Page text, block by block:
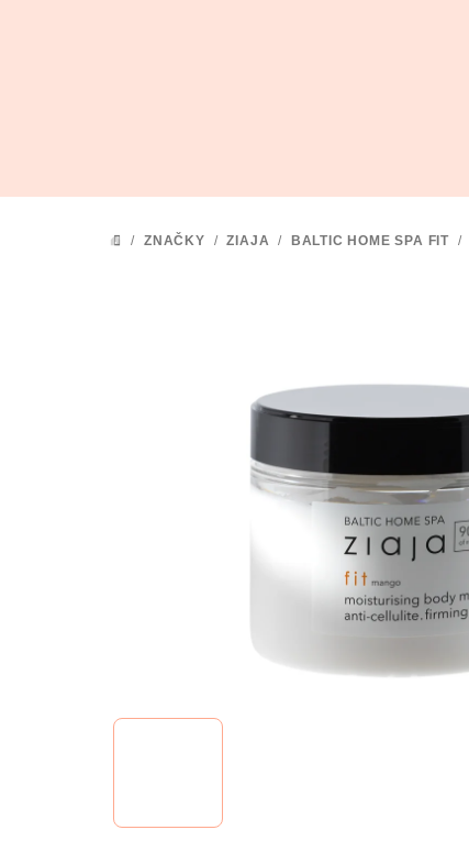
DOMŮ
/ ZNAČKY / ZIAJA / BALTIC HOME SPA FIT /